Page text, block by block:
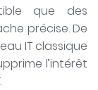
que des
précise. De
IT classique
l’intérêt
.